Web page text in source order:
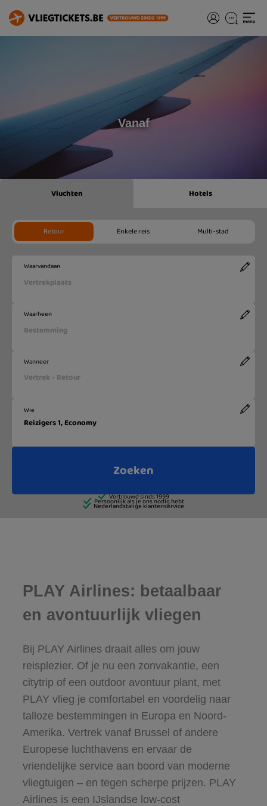
Vanaf
PLAY Airlines: betaalbaar
en avontuurlijk vliegen
Bij PLAY Airlines draait alles om jouw
reisplezier. Of je nu een zonvakantie, een
citytrip of een outdoor avontuur plant, met
PLAY vlieg je comfortabel en voordelig naar
talloze bestemmingen in Europa en Noord-
Amerika. Vertrek vanaf Brussel of andere
Europese luchthavens en ervaar de
vriendelijke service aan boord van moderne
vliegtuigen – en tegen scherpe prijzen. PLAY
Airlines is een IJslandse low-cost